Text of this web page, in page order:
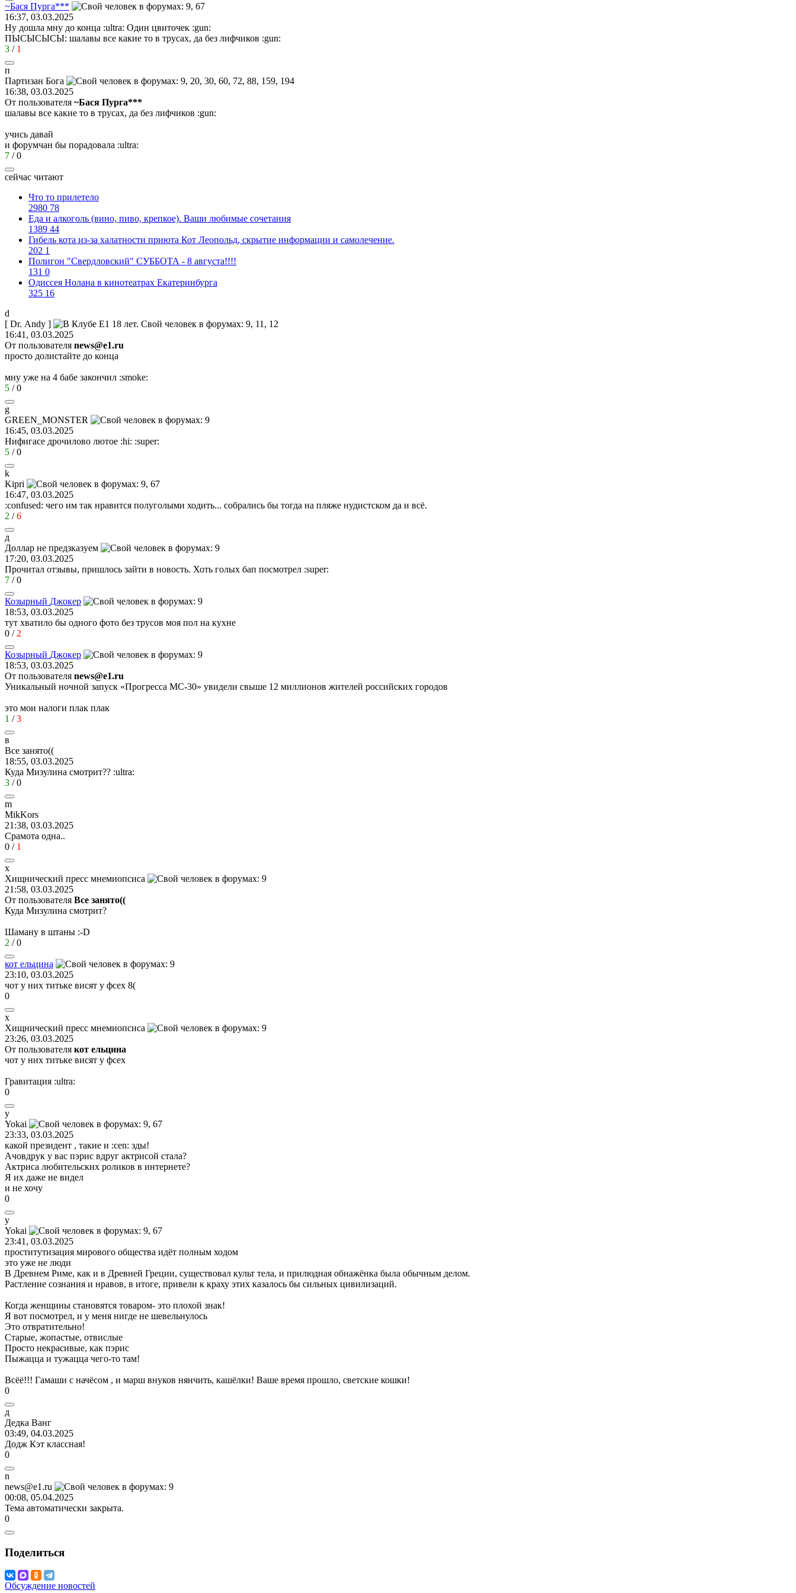
~Бася Пурга***
16:37, 03.03.2025
Ну дошла мну до конца :ultra: Один цвиточек :gun:
ПЫСЫСЫСЫ: шалавы все какие то в трусах, да без лифчиков :gun:
3 / 1
п
Партизан Бога
16:38, 03.03.2025
От пользователя ~Бася Пурга***
шалавы все какие то в трусах, да без лифчиков :gun:
учись давай
и форумчан бы порадовала :ultra:
7 /0
сейчас читают
Что то прилетело
2980 78
Еда и алкоголь (вино, пиво, крепкое). Ваши любимые сочетания
1389 44
Гибель кота из-за халатности приюта Кот Леопольд, скрытиe информации и самолечение.
202 1
Полигон "Свердловский" СУББОТА - 8 августа!!!!
131 0
Одиссея Нолана в кинотеатрах Екатеринбурга
325 16
d
[ Dr. Andy ]
16:41, 03.03.2025
От пользователя news@e1.ru
просто долистайте до конца
мну уже на 4 бабе закончил :smoke:
5 /0
g
GREEN_MONSTER
16:45, 03.03.2025
Нифигасе дрочилово лютое :hi: :super:
5 /0
k
Kipri
16:47, 03.03.2025
:confused: чего им так нравится полуголыми ходить... собрались бы тогда на пляже нудистском да и всё.
2 /6
д
Доллар не предзказуем
17:20, 03.03.2025
Прочитал отзывы, пришлось зайти в новость. Хоть голых бап посмотрел :super:
7 /0
Козырный Джокер
18:53, 03.03.2025
тут хватило бы одного фото без трусов моя пол на кухне
0 / 2
Козырный Джокер
18:53, 03.03.2025
От пользователя news@e1.ru
Уникальный ночной запуск «Прогресса МС-30» увидели свыше 12 миллионов жителей российских городов
это мои налоги плак плак
1 /3
в
Все занято((
18:55, 03.03.2025
Куда Мизулина смотрит?? :ultra:
3 /0
m
MikKors
21:38, 03.03.2025
Срамота одна..
0 / 1
х
Хищнический пресс мнемиопсиса
21:58, 03.03.2025
От пользователя Все занято((
Куда Мизулина смотрит?
Шаману в штаны :-D
2 /0
кот ельцина
23:10, 03.03.2025
чот у них титьке висят у фсех 8(
0
х
Хищнический пресс мнемиопсиса
23:26, 03.03.2025
От пользователя кот ельцина
чот у них титьке висят у фсех
Гравитация :ultra:
0
y
Yokai
23:33, 03.03.2025
какой президент , такие и :cen: зды!
Ачовдрук у вас пэрис вдруг актрисой стала?
Актриса любительских роликов в интернете?
Я их даже не видел
и не хочу
0
y
Yokai
23:41, 03.03.2025
проститутизация мирового общества идёт полным ходом
это уже не люди
В Древнем Риме, как и в Древней Греции, существовал культ тела, и прилюдная обнажёнка была обычным делом.
Растление сознания и нравов, в итоге, привели к краху этих казалось бы сильных цивилизаций.
Когда женщины становятся товаром- это плохой знак!
Я вот посмотрел, и у меня нигде не шевельнулось
Это отвратительно!
Старые, жопастые, отвислые
Просто некрасивые, как пэрис
Пыжацца и тужацца чего-то там!
Всёё!!! Гамаши с начёсом , и марш внуков нянчить, кашёлки! Ваше время прошло, светские кошки!
0
д
Дедка Ванг
03:49, 04.03.2025
Додж Кэт классная!
0
n
news@e1.ru
00:08, 05.04.2025
Тема автоматически закрыта.
0
Поделиться
Обсуждение новостей